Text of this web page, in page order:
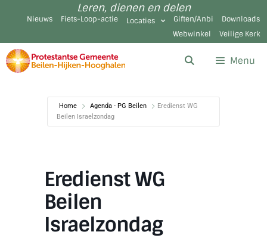
Leren, dienen en delen
Nieuws Fiets-Loop-actie Locaties Giften/Anbi
Downloads
Webwinkel
Veilige Kerk
Menu
Home Agenda - PG Beilen
Eredienst WG
Beilen Israelzondag
Eredienst WG
Beilen
Israelzondag